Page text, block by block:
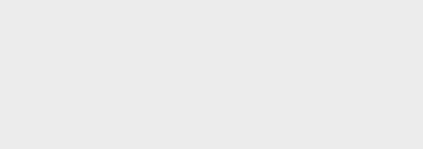
les gusta los Dibujos de Calabaza para colorear! ¡Sácales
disfrazadas para halloween forma parte de los dibujos más
canal Dibujos de Calabaza para colorear. ¡Puedes pintar tu dibujo
y negro para pintar tu coloreable con lápices o bolígrafos!